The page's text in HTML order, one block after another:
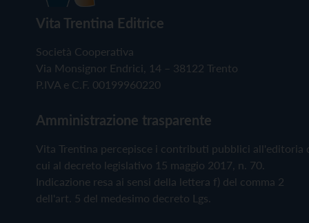
Vita Trentina Editrice
Società Cooperativa
Via Monsignor Endrici, 14 – 38122 Trento
P.IVA e C.F. 00199960220
Amministrazione trasparente
Vita Trentina percepisce i contributi pubblici all'editoria
cui al decreto legislativo 15 maggio 2017, n. 70.
Indicazione resa ai sensi della lettera f) del comma 2
dell'art. 5 del medesimo decreto Lgs.